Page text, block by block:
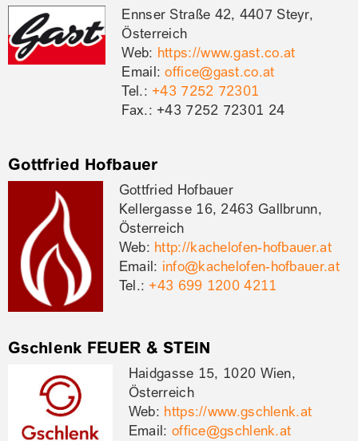
Ennser Straße 42, 4407 Steyr,
Österreich
Web: https://www.gast.co.at
Email:office@gast.co.at
Tel.: +43 7252 72301
Fax.: +43 7252 72301 24
Gottfried Hofbauer
Gottfried Hofbauer
Kellergasse 16, 2463 Gallbrunn,
Österreich
Web: http://kachelofen-hofbauer.at
Email: info@kachelofen-hofbauer.at
Tel.: +43 699 1200 4211
Gschlenk FEUER & STEIN
Haidgasse 15, 1020 Wien,
Österreich
Web: https://www.gschlenk.at
Email: office@gschlenk.at